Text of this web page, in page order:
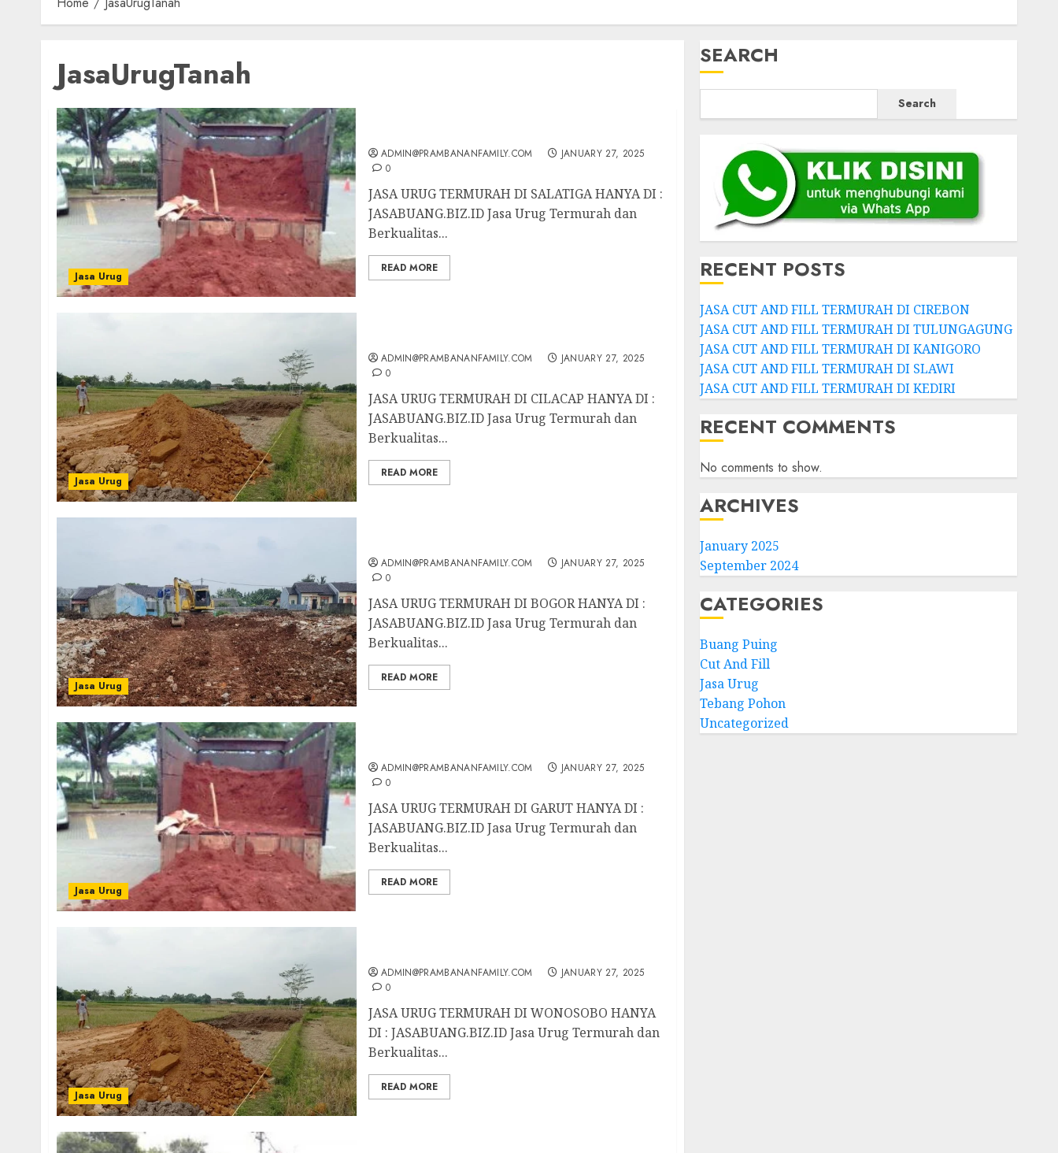
JasaUrugTanah
Jasa Urug
ADMIN@PRAMBANANFAMILY.COM
JANUARY 27, 2025
0
JASA URUG TERMURAH DI SALATIGA HANYA DI :
JASABUANG.BIZ.ID Jasa Urug Termurah dan
Berkualitas...
READ MORE
Jasa Urug
ADMIN@PRAMBANANFAMILY.COM
JANUARY 27, 2025
0
JASA URUG TERMURAH DI CILACAP HANYA DI :
JASABUANG.BIZ.ID Jasa Urug Termurah dan
Berkualitas...
READ MORE
Jasa Urug
ADMIN@PRAMBANANFAMILY.COM
JANUARY 27, 2025
0
JASA URUG TERMURAH DI BOGOR HANYA DI :
JASABUANG.BIZ.ID Jasa Urug Termurah dan
Berkualitas...
READ MORE
Jasa Urug
ADMIN@PRAMBANANFAMILY.COM
JANUARY 27, 2025
0
JASA URUG TERMURAH DI GARUT HANYA DI :
JASABUANG.BIZ.ID Jasa Urug Termurah dan
Berkualitas...
READ MORE
Jasa Urug
ADMIN@PRAMBANANFAMILY.COM
JANUARY 27, 2025
0
JASA URUG TERMURAH DI WONOSOBO HANYA
DI : JASABUANG.BIZ.ID Jasa Urug Termurah dan
Berkualitas...
READ MORE
SEARCH
Search
RECENT POSTS
JASA CUT AND FILL TERMURAH DI CIREBON
JASA CUT AND FILL TERMURAH DI TULUNGAGUNG
JASA CUT AND FILL TERMURAH DI KANIGORO
JASA CUT AND FILL TERMURAH DI SLAWI
JASA CUT AND FILL TERMURAH DI KEDIRI
RECENT COMMENTS
No comments to show.
ARCHIVES
January 2025
September 2024
CATEGORIES
Buang Puing
Cut And Fill
Jasa Urug
Tebang Pohon
Uncategorized